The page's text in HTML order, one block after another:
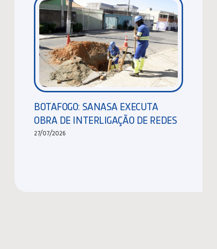
BOTAFOGO: SANASA EXECUTA
OBRA DE INTERLIGAÇÃO DE REDES
27/07/2026